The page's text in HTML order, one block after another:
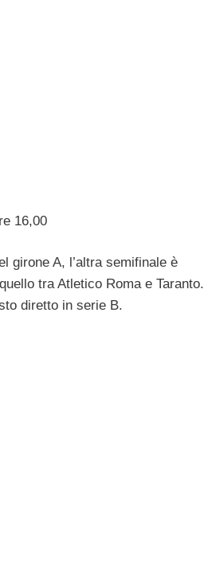
16,00
girone A, l’altra semifinale è
tra Atletico Roma e Taranto.
diretto in serie B.